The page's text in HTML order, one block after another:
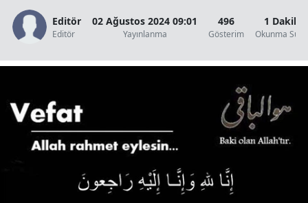
Çanakkale
Çankırı
Diyarbakır
Edirne
Editör
Editör
02 Ağustos 2024 09:01
Yayınlanma
496
Gösterim
1 Dakika
Okunma